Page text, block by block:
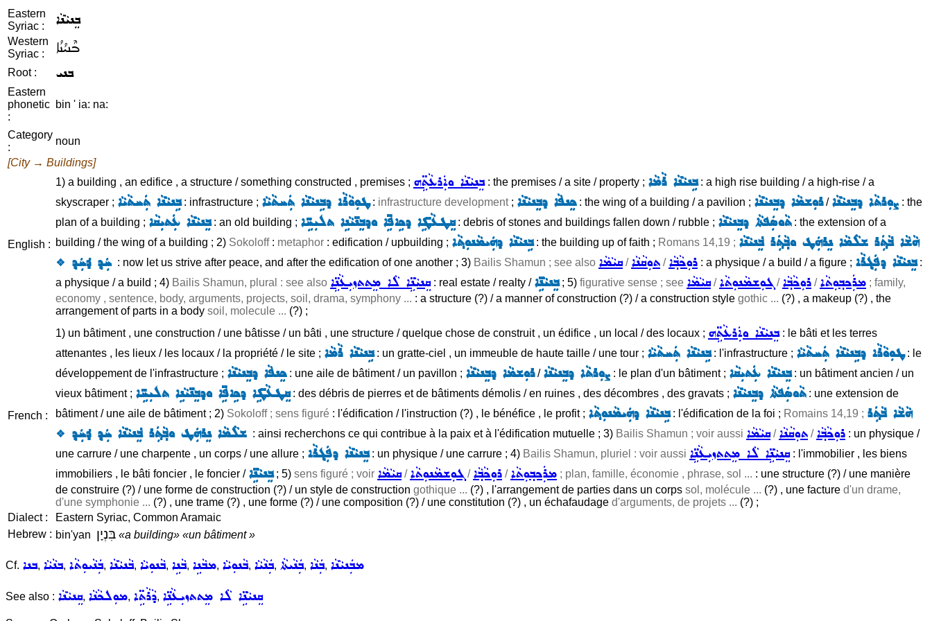
Eastern
Syriac :
ܒܸܢܝܵܢܵܐ
Western
Syriac :
ܒܶܢܝܳܢܳܐ
Root : ܒܢܝ
Eastern
phonetic
:
bin ' ia: na:
Category
:
noun
[City → Buildings]
English :
1) a building , an edifice , a structure / something constructed , premises ; ܒܸܢܝܵܢܵܐ ܘܐܲܪܥܵܬܹ̈ܗ: the premises / a site / property ; ܒܹܢܝܵܢܵܐ ܪܵܡܵܐ: a high rise building / a high-rise / a
skyscraper ; ܒܹܢܝܵܢܵܐ ܬܲܚܬܵܝܵܐ: infrastructure ; ܛܘܼܘܵܪܵܐ ܕܒܹܢܝܵܢܵܐ ܬܲܚܬܵܝܵܐ: infrastructure development; ܟܸܢܦܵܐ ܕܒܸܢܝܵܢܵܐ: the wing of a building / a pavilion ; ܪܘܼܫܡܵܐ ܕܒܸܢܝܵܢܵܐ/ ܨܘܼܪܬܵܐ ܕܒܸܢܝܵܢܵܐ : the
plan of a building ; ܒܸܢܝܵܢܵܐ ܥܲܬܝܼܩܵܐ: an old building ; ܩܸܛܥܵܛܹ̈ܐ ܕܟܹܐܦܹ̈ܐ ܘܕܒܸܢ̈ܝܵܢܹܐ ܬܠܝܼܚܹ̈ܐ: debris of stones and buildings fallen down / rubble ; ܬܵܘܣܲܦܬܵܐ ܕܒܸܢܝܵܢܵܐ: the extension of a
building / the wing of a building ; 2) Sokoloff: metaphor : edification / upbuilding ; ܒܹܢܝܵܢܵܐ ܕܗܲܝܡܵܢܘܼܬ݂ܵܐ: the building up of faith ; Romans 14,19 ; ܗܵܫܵܐ ܒ݁ܵܬ݂ܲܪ ܫܠܵܡܵܐ ܢܸܪܗܲܛ ܘܒ݂ܵܬ݂ܲܪ ܒܸ݁ܢܝܵܢܵܐ
ܚܲܕ݂ ܕ݁ܚܲܕ݂ ܀ : now let us strive after peace, and after the edification of one another ; 3) Bailis Shamun ; see also ܩܝܵܡܵܐ/ܬܘܼܩܵܢܵܐ /ܪܘܼܟܵܒ݂ܵܐ : a physique / a build / a figure ; ܒܸܢܝܵܢܵܐ ܕܦܲܓ݂ܪܵܐ:
a physique / a build ; 4) Bailis Shamun, plural : see also ܩܸܢܝܵܢܹ̈ܐ ܠܵܐ ܡܸܬܬܙܝܼܥܵܢܹ̈ܐ: real estate / realty / ܒܸܢܝܵܢܹ̈ܐ; 5) figurative sense ; see ܩܝܵܡܵܐ/ܓܘܼܫܡܵܢܘܼܬܵܐ /ܪܘܼܟܵܒ݂ܵܐ /ܡܪܲܟܒ݂ܘܼܬܵܐ ; family,
economy , sentence, body, arguments, projects, soil, drama, symphony ... : a structure (?) / a manner of construction (?) / a construction style gothic ... (?) , a makeup (?) , the
arrangement of parts in a body soil, molecule ... (?) ;
French :
1) un bâtiment , une construction / une bâtisse / un bâti , une structure / quelque chose de construit , un édifice , un local / des locaux ; ܒܸܢܝܵܢܵܐ ܘܐܲܪܥܵܬܹ̈ܗ: le bâti et les terres
attenantes , les lieux / les locaux / la propriété / le site ; ܒܹܢܝܵܢܵܐ ܪܵܡܵܐ: un gratte-ciel , un immeuble de haute taille / une tour ; ܒܹܢܝܵܢܵܐ ܬܲܚܬܵܝܵܐ: l'infrastructure ; ܛܘܼܘܵܪܵܐ ܕܒܹܢܝܵܢܵܐ ܬܲܚܬܵܝܵܐ: le
développement de l'infrastructure ; ܟܸܢܦܵܐ ܕܒܸܢܝܵܢܵܐ: une aile de bâtiment / un pavillon ; ܪܘܼܫܡܵܐ ܕܒܸܢܝܵܢܵܐ/ ܨܘܼܪܬܵܐ ܕܒܸܢܝܵܢܵܐ : le plan d'un bâtiment ; ܒܸܢܝܵܢܵܐ ܥܲܬܝܼܩܵܐ: un bâtiment ancien / un
vieux bâtiment ; ܩܸܛܥܵܛܹ̈ܐ ܕܟܹܐܦܹ̈ܐ ܘܕܒܸܢ̈ܝܵܢܹܐ ܬܠܝܼܚܹ̈ܐ: des débris de pierres et de bâtiments démolis / en ruines , des décombres , des gravats ; ܬܵܘܣܲܦܬܵܐ ܕܒܸܢܝܵܢܵܐ: une extension de
bâtiment / une aile de bâtiment ; 2) Sokoloff ; sens figuré : l'édification / l'instruction (?) , le bénéfice , le profit ; ܒܹܢܝܵܢܵܐ ܕܗܲܝܡܵܢܘܼܬ݂ܵܐ: l'édification de la foi ; Romains 14,19 ; ܗܵܫܵܐ ܒ݁ܵܬ݂ܲܪ
ܫܠܵܡܵܐ ܢܸܪܗܲܛ ܘܒ݂ܵܬ݂ܲܪ ܒܸ݁ܢܝܵܢܵܐ ܚܲܕ݂ ܕ݁ܚܲܕ݂ ܀ : ainsi recherchons ce qui contribue à la paix et à l'édification mutuelle ; 3) Bailis Shamun ; voir aussi ܩܝܵܡܵܐ/ܬܘܼܩܵܢܵܐ /ܪܘܼܟܵܒ݂ܵܐ : un physique /
une carrure / une charpente , un corps / une allure ; ܒܸܢܝܵܢܵܐ ܕܦܲܓ݂ܪܵܐ: un physique / une carrure ; 4) Bailis Shamun, pluriel : voir aussi ܩܸܢܝܵܢܹ̈ܐ ܠܵܐ ܡܸܬܬܙܝܼܥܵܢܹ̈ܐ: l'immobilier , les biens
immobiliers , le bâti foncier , le foncier / ܒܸܢܝܵܢܹ̈ܐ; 5) sens figuré ; voir ܩܝܵܡܵܐ/ܓܘܼܫܡܵܢܘܼܬܵܐ /ܪܘܼܟܵܒ݂ܵܐ /ܡܪܲܟܒ݂ܘܼܬܵܐ ; plan, famille, économie , phrase, sol ... : une structure (?) / une manière
de construire (?) / une forme de construction (?) / un style de construction gothique ... (?) , l'arrangement de parties dans un corps sol, molécule ... (?) , une facture d'un drame,
d'une symphonie ... (?) , une trame (?) , une forme (?) / une composition (?) / une constitution (?) , un échafaudage d'arguments, de projets ... (?) ;
Dialect :
Eastern Syriac, Common Aramaic
Hebrew : bin'yan בִּנְיָן «a building» «un bâtiment »
Cf. ܒܢܐ, ܒܢܵܝܵܐ, ܒܲܢܵܝܘܼܬܵܐ, ܒܵܢܝܵܢܵܐ, ܒܵܢܘܼܝܵܐ, ܒܵܢܹܐ, ܡܒܵܢܹܐ, ܒܵܢܘܼܝܵܐ, ܒܲܢܵܝܵܐ, ܒܲܢܵܝܬܵܐ, ܒܲܢܵܐ, ܡܒܲܢܝܵܢܵܐ
See also : ܩܸܢܝܵܢܵܐ, ܡܘܼܠܟܵܢܵܐ, ܕܵܪܵܬܹ̈ܐ, ܩܸܢܝܵܢܹ̈ܐ ܠܵܐ ܡܸܬܬܙܝܼܥܵܢܹ̈ܐ